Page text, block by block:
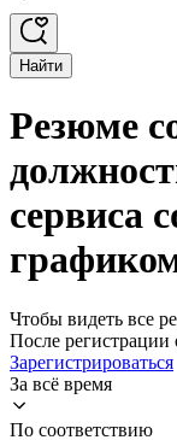
Найти
Резюме
сервиса
Чтобы видеть все
После регистрации
Зарегистрироваться
За всё время
По соответствию